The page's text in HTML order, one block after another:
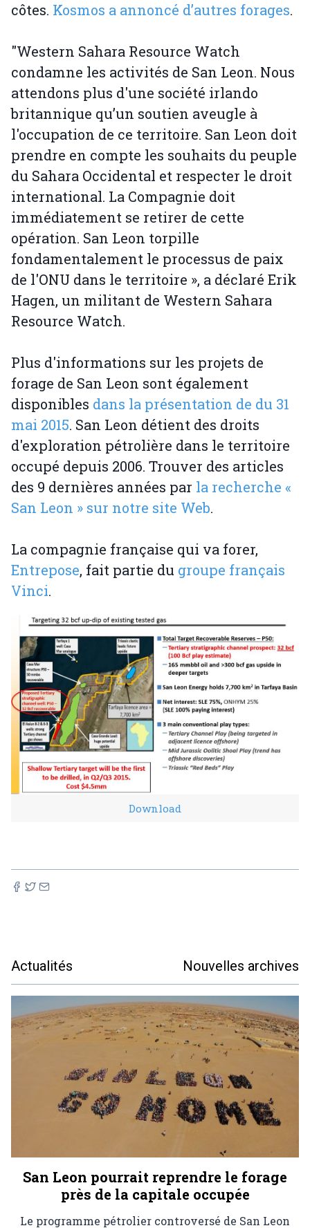
côtes. Kosmos a annoncé d’autres forages.
"Western Sahara Resource Watch
condamne les activités de San Leon. Nous
attendons plus d'une société irlando
britannique qu’un soutien aveugle à
l'occupation de ce territoire. San Leon doit
prendre en compte les souhaits du peuple
du Sahara Occidental et respecter le droit
international. La Compagnie doit
immédiatement se retirer de cette
opération. San Leon torpille
fondamentalement le processus de paix
de l'ONU dans le territoire », a déclaré Erik
Hagen, un militant de Western Sahara
Resource Watch.
Plus d'informations sur les projets de
forage de San Leon sont également
disponibles dans la présentation de du 31
mai 2015. San Leon détient des droits
d'exploration pétrolière dans le territoire
occupé depuis 2006. Trouver des articles
des 9 dernières années par la recherche «
San Leon » sur notre site Web.
La compagnie française qui va forer,
Entrepose, fait partie du groupe français
Vinci.
Download
Actualités Nouvelles archives
San Leon pourrait reprendre le forage
près de la capitale occupée
Le programme pétrolier controversé de San Leon